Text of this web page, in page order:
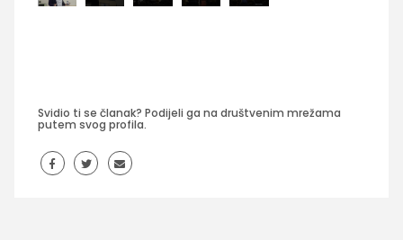
Svidio ti se članak? Podijeli ga na društvenim mrežama
putem svog profila.